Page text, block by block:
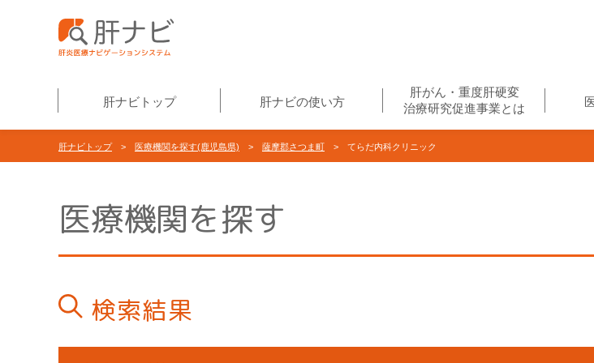
肝ナビトップ 肝ナビの使い方
肝がん・重度肝硬変
治療研究促進事業とは
肝ナビトップ> 医療機関を探す(鹿児島県) > 薩摩郡さつま町 > てらだ内科クリニック
医療機関を探す
検索結果